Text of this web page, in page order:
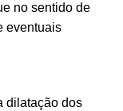
no sentido de
eventuais
dilatação dos